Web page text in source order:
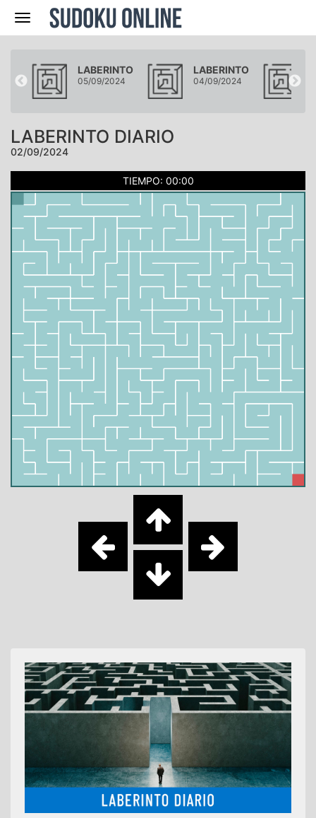
Navegación
LABERINTO
05/09/2024
LABERINTO
04/09/2024
LABERINTO DIARIO
02/09/2024
TIEMPO: 00:00